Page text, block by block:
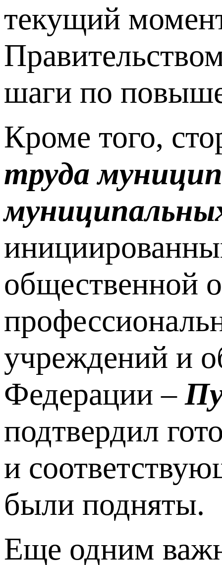
текущий
шаги по
Кроме того,
труда
общественной
учреждений и
Федерации –
подтвердил
и
были подняты.
Еще одним